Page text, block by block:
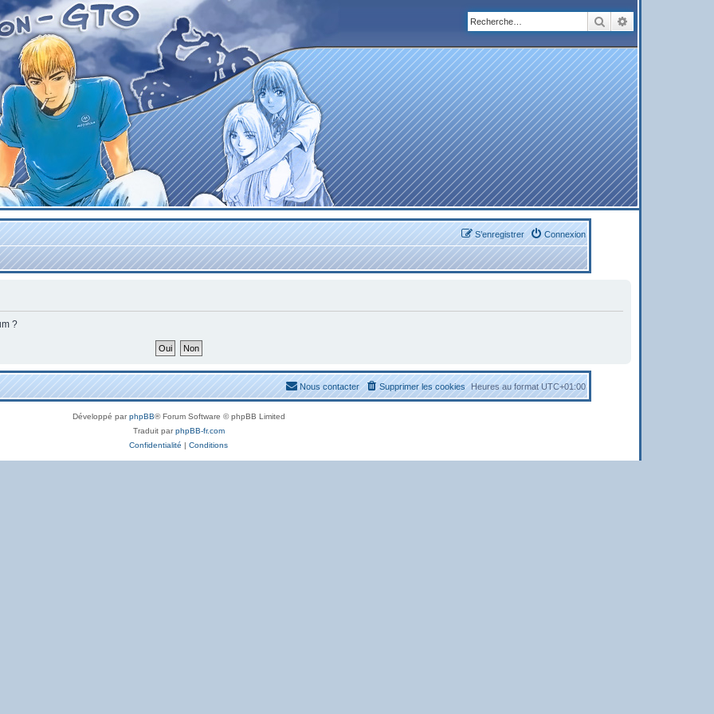
Rechercher
Connexion
S’enregistrer
?
Heures au formatUTC+01:00
Supprimer les cookies
Nous contacter
Développé parphpBB® Forum Software © phpBB Limited
Traduit parphpBB-fr.com
Confidentialité | Conditions